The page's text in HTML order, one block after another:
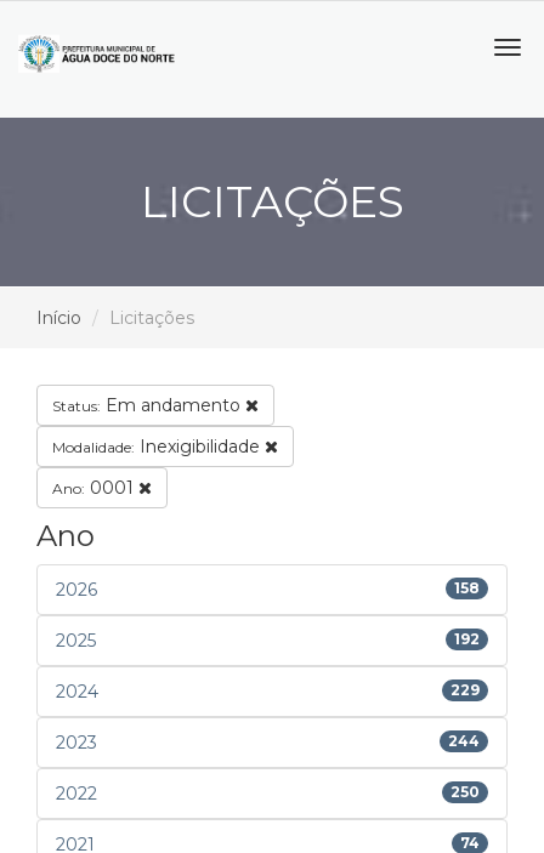
LICITAÇÕES
Início Licitações
Status: Em andamento
Modalidade: Inexigibilidade
Ano: 0001
Ano
2026 158
2025 192
2024 229
2023 244
2022 250
2021 74